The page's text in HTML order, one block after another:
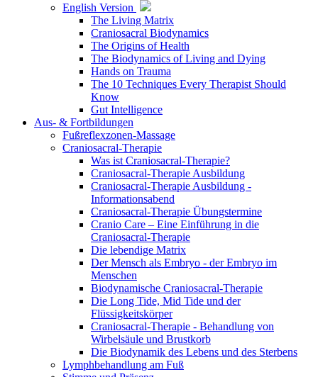
English Version
The Living Matrix
Craniosacral Biodynamics
The Origins of Health
The Biodynamics of Living and Dying
Hands on Trauma
The 10 Techniques Every Therapist Should
Know
Gut Intelligence
Aus- & Fortbildungen
Fußreflexzonen-Massage
Craniosacral-Therapie
Was ist Craniosacral-Therapie?
Craniosacral-Therapie Ausbildung
Craniosacral-Therapie Ausbildung -
Informationsabend
Craniosacral-Therapie Übungstermine
Cranio Care – Eine Einführung in die
Craniosacral-Therapie
Die lebendige Matrix
Der Mensch als Embryo - der Embryo im
Menschen
Biodynamische Craniosacral-Therapie
Die Long Tide, Mid Tide und der
Flüssigkeitskörper
Craniosacral-Therapie - Behandlung von
Wirbelsäule und Brustkorb
Die Biodynamik des Lebens und des Sterbens
Lymphbehandlung am Fuß